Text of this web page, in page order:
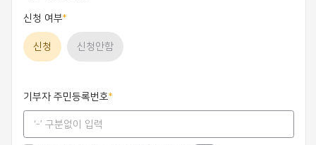
신청 여부
신청 신청안함
기부자 주민등록번호